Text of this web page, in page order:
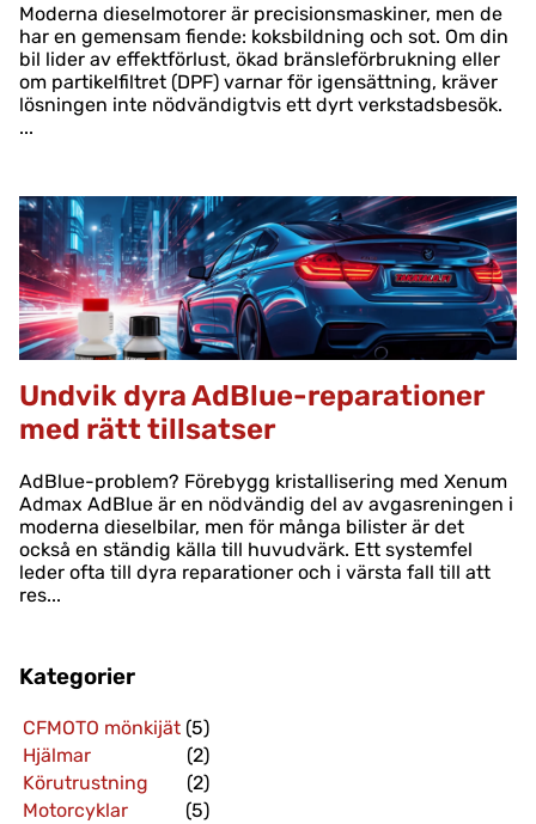
Moderna dieselmotorer är precisionsmaskiner, men de
har en gemensam fiende: koksbildning och sot. Om din
bil lider av effektförlust, ökad bränsleförbrukning eller
om partikelfiltret (DPF) varnar för igensättning, kräver
lösningen inte nödvändigtvis ett dyrt verkstadsbesök.
...
Undvik dyra AdBlue-reparationer
med rätt tillsatser
AdBlue-problem? Förebygg kristallisering med Xenum
Admax AdBlue är en nödvändig del av avgasreningen i
moderna dieselbilar, men för många bilister är det
också en ständig källa till huvudvärk. Ett systemfel
leder ofta till dyra reparationer och i värsta fall till att
res...
Kategorier
CFMOTO mönkijät (5)
Hjälmar
(2)
Körutrustning
(2)
Motorcyklar
(5)